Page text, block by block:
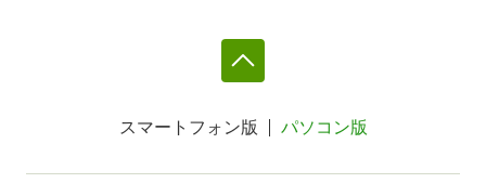
スマートフォン版 パソコン版